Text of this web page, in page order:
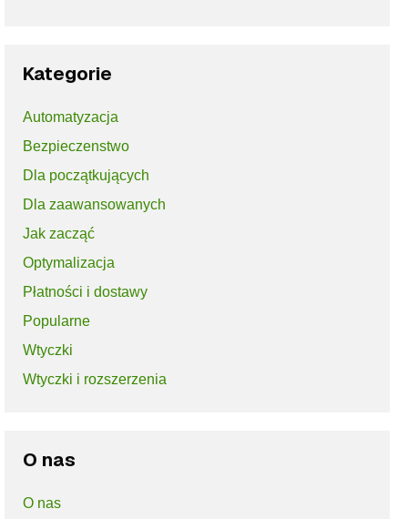
Kategorie
Automatyzacja
Bezpieczenstwo
Dla początkujących
Dla zaawansowanych
Jak zacząć
Optymalizacja
Płatności i dostawy
Popularne
Wtyczki
Wtyczki i rozszerzenia
O nas
O nas